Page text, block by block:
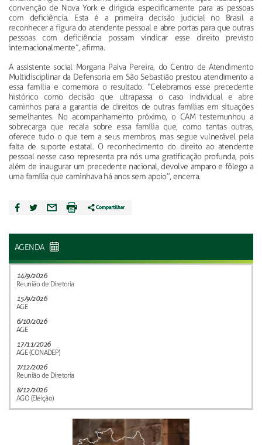
convenção de Nova York e dirigida especificamente para as pessoas
com deficiência. Esta é a primeira decisão judicial no Brasil a
reconhecer a figura do atendente pessoal e abre portas para que outras
pessoas com deficiência possam vindicar esse direito previsto
internacionalmente”, afirma.
A assistente social Morgana Paiva Pereira, do Centro de Atendimento
Multidisciplinar da Defensoria em São Sebastião prestou atendimento a
essa família e comemora o resultado. “Celebramos esse precedente
histórico como decisão que ultrapassa o caso individual e abre
caminhos para a garantia de direitos de outras famílias em situações
semelhantes. No acompanhamento próximo, o CAM testemunhou a
sobrecarga que recaía sobre essa família que, como tantas outras,
oferece tudo o que tem a seus membros, mas segue vulnerável pela
falta de suporte estatal. O reconhecimento do direito ao atendente
pessoal nesse caso representa pra nós uma gratificação profunda, pois
além de inaugurar um precedente nacional, devolve amparo e fôlego a
uma família que caminhava há anos sem apoio”, encerra.
AGENDA
14/9/2026
Reunião de Diretoria
15/9/2026
AGE
6/10/2026
AGE
17/11/2026
AGE (CONADEP)
7/12/2026
Reunião de Diretoria
8/12/2026
AGO (Eleição)